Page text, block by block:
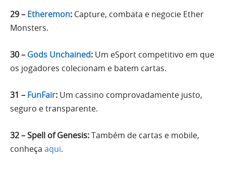
29 – Etheremon: Capture, combata e negocie Ether
Monsters.
30 – Gods Unchained: Um eSport competitivo em que
os jogadores colecionam e batem cartas.
31 – FunFair: Um cassino comprovadamente justo,
seguro e transparente.
32 – Spell of Genesis:Também de cartas e mobile,
conheça aqui.